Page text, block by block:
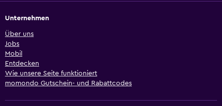
Unternehmen
Über uns
Jobs
Mobil
Entdecken
Wie unsere Seite funktioniert
momondo Gutschein- und Rabattcodes